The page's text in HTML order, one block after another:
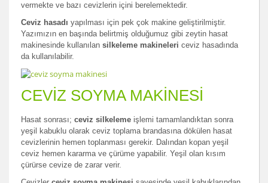
vermekte ve bazı cevizlerin içini berelemektedir.
Ceviz hasadı yapılması için pek çok makine geliştirilmiştir.
Yazımızın en başında belirtmiş olduğumuz gibi zeytin hasat
makinesinde kullanılan silkeleme makineleri ceviz hasadında
da kullanılabilir.
CEVİZ SOYMA MAKİNESİ
Hasat sonrası; ceviz silkeleme işlemi tamamlandıktan sonra
yeşil kabuklu olarak ceviz toplama brandasına dökülen hasat
cevizlerinin hemen toplanması gerekir. Dalından kopan yeşil
ceviz hemen kararma ve çürüme yapabilir. Yeşil olan kısım
çürürse cevize de zarar verir.